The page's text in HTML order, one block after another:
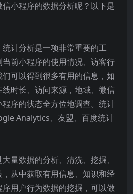
小程序的数据分析呢？以下是
计分析是一项非常重要的工
前小程序的使用情况、访客行
可以得到很多有用的信息，如
时长、访问来源，地域、微信
序的状态全方位地调查。统计
Analytics、友盟、百度统计
量数据的分析、清洗、挖掘、
从中获取有用信息、知识和经
用户行为数据的挖掘，可以做